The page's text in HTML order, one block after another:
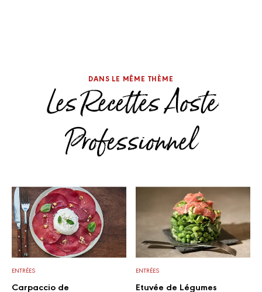
DANS LE MÊME THÈME
Les Recettes Aoste
Professionnel
ENTRÉES
Carpaccio de
ENTRÉES
Etuvée de Légumes